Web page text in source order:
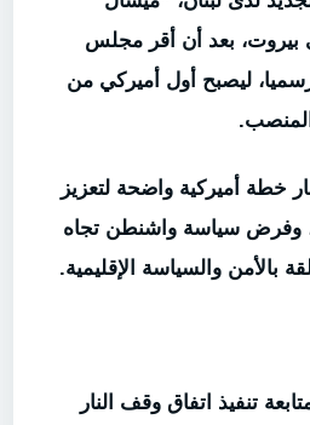
بيروت، بعد أن أقر مجلس
رسميا، ليصبح أول أميركي من
المنصب.
خطة أميركية واضحة لتعزيز
وفرض سياسة واشنطن تجاه
بالأمن والسياسة الإقليمية.
تنفيذ اتفاق وقف النار